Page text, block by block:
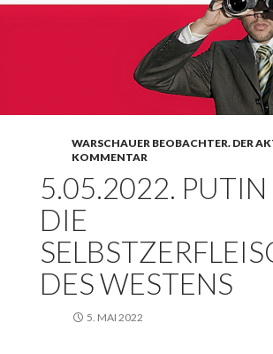
WARSCHAUER BEOBACHTER. DER
KOMMENTAR
5.05.2022.
DIE
DES WESTENS
5. MAI 2022